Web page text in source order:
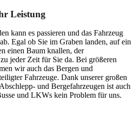
Leistung
kann es passieren und das Fahrzeug
Egal ob Sie im Graben landen, auf ein
einen Baum knallen, der
jeder Zeit für Sie da. Bei größeren
wir auch das Bergen und
Fahrzeuge. Dank unserer großen
und Bergefahrzeugen ist auch
und LKWs kein Problem für uns.